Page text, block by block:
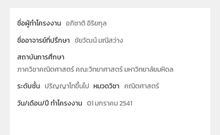
ชื่อผู้ทำโครงงาน อภิชาติ อิริยกุล
ชื่ออาจารย์ที่ปรึกษา ชัยวัฒน์ มณีสว่าง
สถาบันการศึกษา
ภาควิชาคณิตศาสตร์ คณะวิทยาศาสตร์ มหาวิทยาลัยมหิดล
ระดับชั้น ปริญญาโทขึ้นไป หมวดวิชา คณิตศาสตร์
วัน/เดือน/ปี ทำโครงงาน 01 มกราคม 2541